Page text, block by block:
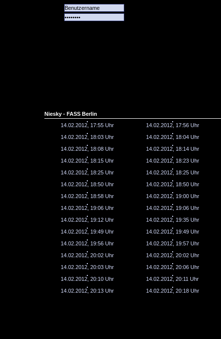
Niesky - FASS Berlin
14.02.2012, 17:55 Uhr
14.02.2012, 17:56 Uhr
14.02.2012, 18:03 Uhr
14.02.2012, 18:04 Uhr
14.02.2012, 18:08 Uhr
14.02.2012, 18:14 Uhr
14.02.2012, 18:15 Uhr
14.02.2012, 18:23 Uhr
14.02.2012, 18:25 Uhr
14.02.2012, 18:25 Uhr
14.02.2012, 18:50 Uhr
14.02.2012, 18:50 Uhr
14.02.2012, 18:58 Uhr
14.02.2012, 19:00 Uhr
14.02.2012, 19:06 Uhr
14.02.2012, 19:06 Uhr
14.02.2012, 19:12 Uhr
14.02.2012, 19:35 Uhr
14.02.2012, 19:49 Uhr
14.02.2012, 19:49 Uhr
14.02.2012, 19:56 Uhr
14.02.2012, 19:57 Uhr
14.02.2012, 20:02 Uhr
14.02.2012, 20:02 Uhr
14.02.2012, 20:03 Uhr
14.02.2012, 20:06 Uhr
14.02.2012, 20:10 Uhr
14.02.2012, 20:11 Uhr
14.02.2012, 20:13 Uhr
14.02.2012, 20:18 Uhr